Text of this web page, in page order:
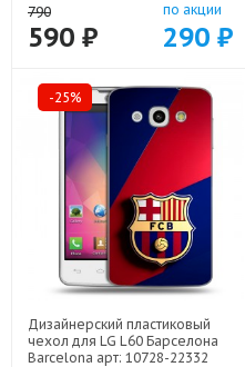
790
590 ₽
по акции
290 ₽
-25%
Дизайнерский пластиковый
чехол для LG L60 Барселона
Barcelona арт: 10728-22332